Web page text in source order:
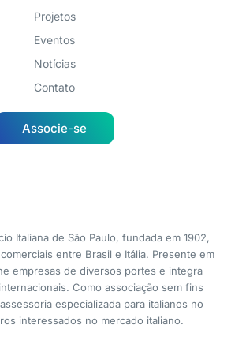
Projetos
Eventos
Notícias
Contato
Associe-se
Italiana de São Paulo, fundada em 1902,
entre Brasil e Itália. Presente em
empresas de diversos portes e integra
Como associação sem fins
especializada para italianos no
interessados no mercado italiano.